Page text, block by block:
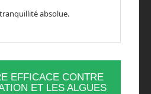
absolue.
EFFICACE CONTRE
ET LES ALGUES